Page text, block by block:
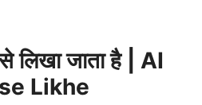
जाता है | AI
Likhe